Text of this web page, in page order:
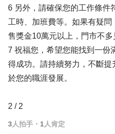
6 另外，請確保您的工作條件
工時、加班費等。如果有疑
售獎金10萬元以上，門市不多
7 祝福您，希望您能找到一份
得成功。請持續努力，不斷
於您的職涯發展。
2 / 2
3人拍手 ・ 1 人肯定